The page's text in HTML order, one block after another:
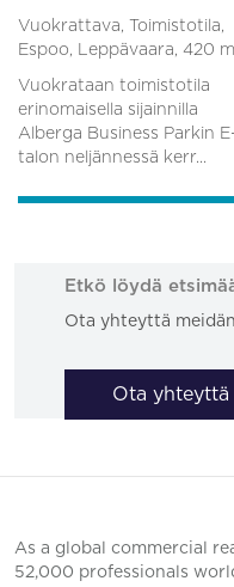
Vuokrattava, Toimistotila,
Espoo, Leppävaara, 420 m
Vuokrataan toimistotila
erinomaisella sijainnilla
Alberga Business Parkin
talon neljännessä kerr...
Etkö löydä
Ota yhteyttä
Ota yhteyttä
As a global commercial
52,000 professionals